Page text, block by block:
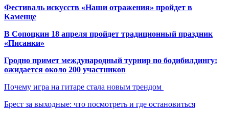
Фестиваль искусств «Наши отражения» пройдет в
Каменце
В Сопоцкин 18 апреля пройдет традиционный праздник
«Писанки»
Гродно примет международный турнир по бодибилдингу:
ожидается около 200 участников
Почему игра на гитаре стала новым трендом
Брест за выходные: что посмотреть и где остановиться